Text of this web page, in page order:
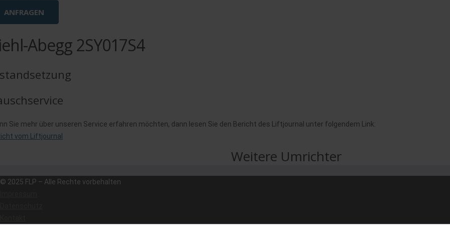
ANFRAGEN
Abegg 2SY017S4
Sie mehr über unseren Service erfahren möchten, dann lesen Sie den Bericht des Liftjournal unter folgendem Link:
vom Liftjournal
Weitere Umrichter
© 2025 FLP – Alle Rechte vorbehalten